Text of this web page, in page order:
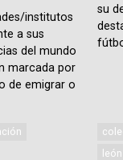
institutos
a sus
del mundo
marcada por
de emigrar o
su